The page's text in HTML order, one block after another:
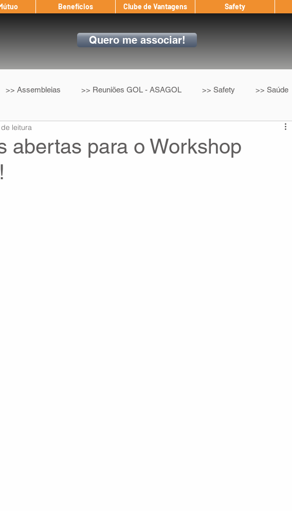
Benefícios Clube de Vantagens Safety
Quero me associar!
>> Assembleias >> Reuniões GOL - ASAGOL >> Safety >> Saúde
>> Convenção Coletiva After
abertas para o Workshop
leitura